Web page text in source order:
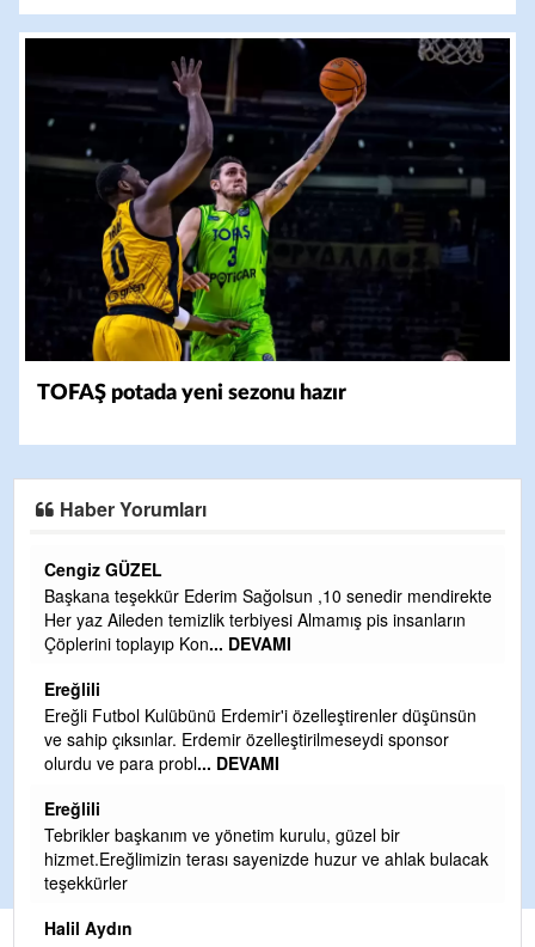
TOFAŞ potada yeni sezonu hazır
Haber Yorumları
bulacak
CEVDET YILMAZ
GULDERE DERE ÇALIŞMALARI, SEKIZ YIL ÖNCE
TARAFINDAN BAŞLATILDI, ETRASFINDA YERLEŞİM
OLMAYAN KISIMLARA DUVARLAR YAPILDI."BURADAK
Şaban yavuz
Mekanı cennet olsun kederli ailesine Rabbim Sabri Celil
ihsan eylesin
Sebahattin özarslan
Günaydın hayırlı sabahlar dilerim
H BakiYüksel